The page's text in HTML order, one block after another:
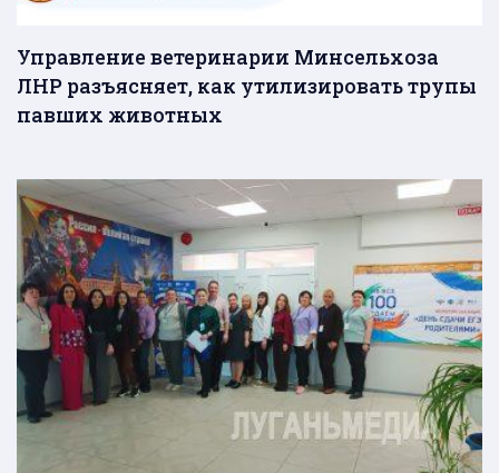
Управление ветеринарии Минсельхоза
ЛНР разъясняет, как утилизировать трупы
павших животных